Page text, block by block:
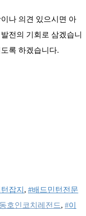
나 의견 있으시면 아
전의 기회로 삼겠습니
록 하겠습니다.
잡지 , #배드민턴전문
동호인코치레전드, #이